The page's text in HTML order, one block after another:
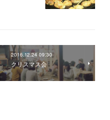
2016.12.24 09:30
クリスマス会